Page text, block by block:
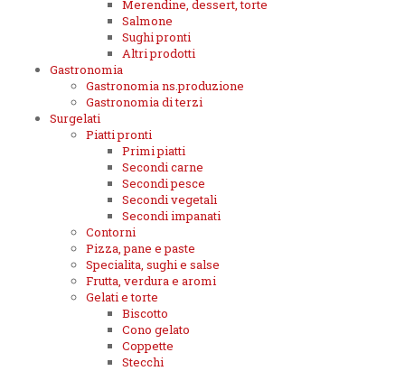
Merendine, dessert, torte
Salmone
Sughi pronti
Altri prodotti
Gastronomia
Gastronomia ns.produzione
Gastronomia di terzi
Surgelati
Piatti pronti
Primi piatti
Secondi carne
Secondi pesce
Secondi vegetali
Secondi impanati
Contorni
Pizza, pane e paste
Specialita, sughi e salse
Frutta, verdura e aromi
Gelati e torte
Biscotto
Cono gelato
Coppette
Stecchi